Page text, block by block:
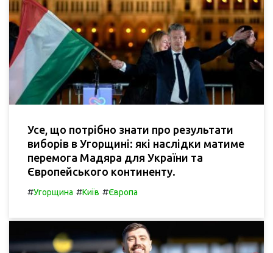
Усе, що потрібно знати про результати
виборів в Угорщині: які наслідки матиме
перемога Мадяра для України та
Європейського континенту.
#Угорщина #Київ #Європа